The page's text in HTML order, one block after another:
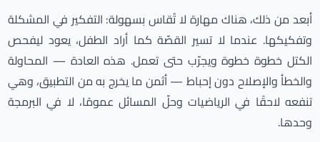
أبعد من ذلك، هناك مهارة لا تُقاس بسهولة: التفكير في المشكلة
وتفكيكها. عندما لا تسير القصّة كما أراد الطفل، يعود ليفحص
الكتل خطوة خطوة ويجرّب حتى تعمل. هذه العادة — المحاولة
والخطأ والإصلاح دون إحباط — أثمن ما يخرج به من التطبيق، وهي
تنفعه لاحقًا في الرياضيات وحلّ المسائل عمومًا، لا في البرمجة
وحدها.